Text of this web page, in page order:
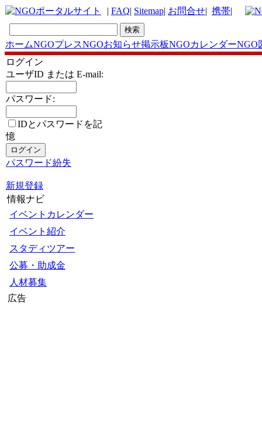
| FAQ| Sitemap| お問合せ| 携帯|
ホームNGOプレスNGOお知らせ掲示板NGOカレンダーNGO
ログイン
ユーザID または E-mail:
パスワード:
IDとパスワードを記
憶
パスワード紛失
新規登録
情報ナビ
イベントカレンダー
イベント紹介
スタディツアー
公募・助成金
人材募集
広告